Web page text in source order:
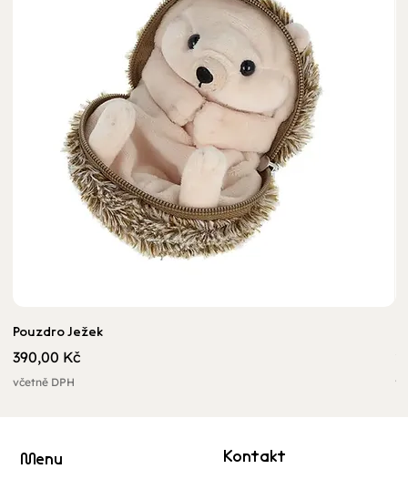
Pouzdro Ježek
Cena
390,00 Kč
včetně DPH
Kontakt
Menu